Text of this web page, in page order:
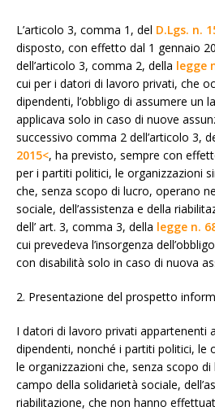
L’articolo 3, comma 1, del D.Lgs. n.
disposto, con effetto dal 1 gennaio
dell’articolo 3, comma 2, della legge
cui per i datori di lavoro privati, che
dipendenti, l’obbligo di assumere un
applicava solo in caso di nuove
successivo comma 2 dell’articolo 3,
2015<, ha previsto, sempre con
per i partiti politici, le organizzazioni
che, senza scopo di lucro, operano
sociale, dell’assistenza e della
dell’ art. 3, comma 3, della legge n.
cui prevedeva l’insorgenza
con disabilità solo in caso di nuova
2. Presentazione del prospetto
I datori di lavoro privati appartenenti
dipendenti, nonché i partiti politici, le
le organizzazioni che, senza scopo
campo della solidarietà sociale,
riabilitazione, che non hanno